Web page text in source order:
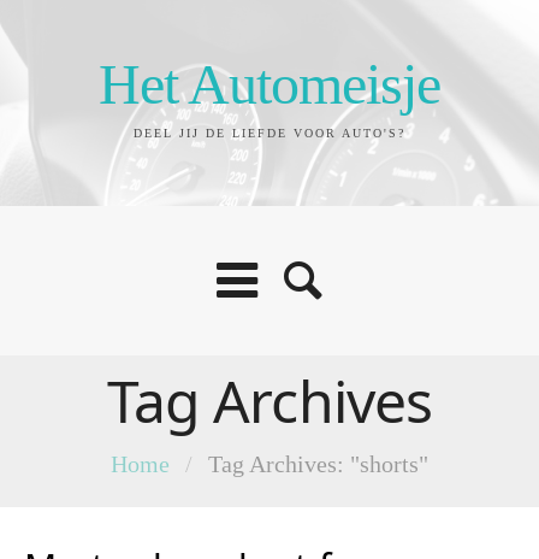
Het Automeisje
DEEL JIJ DE LIEFDE VOOR AUTO'S?
Tag Archives
Home / Tag Archives: "shorts"